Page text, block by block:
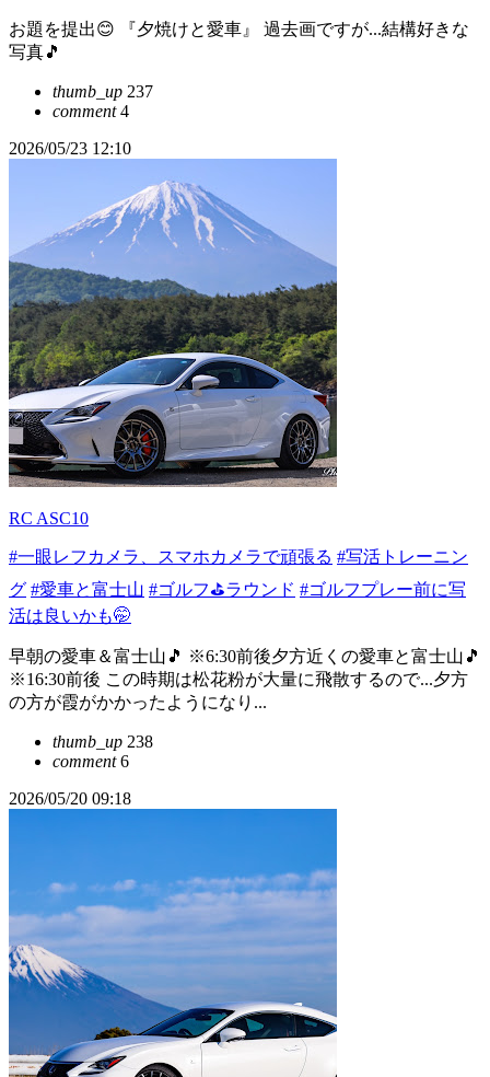
お題を提出😊 『夕焼けと愛車』 過去画ですが...結構好きな
写真🎵
thumb_up 237
comment4
2026/05/23 12:10
RC ASC10
#一眼レフカメラ、スマホカメラで頑張る #写活トレーニン
グ #愛車と富士山 #ゴルフ⛳️ラウンド #ゴルフプレー前に写
活は良いかも🤭
早朝の愛車＆富士山🎵 ※6:30前後夕方近くの愛車と富士山🎵
※16:30前後 この時期は松花粉が大量に飛散するので...夕方
の方が霞がかかったようになり...
thumb_up 238
comment6
2026/05/20 09:18